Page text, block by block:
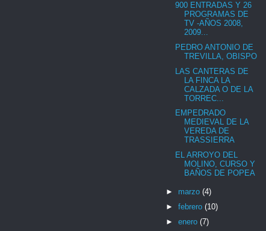
900 ENTRADAS Y 26
PROGRAMAS DE
TV -AÑOS 2008,
2009...
PEDRO ANTONIO DE
TREVILLA, OBISPO
LAS CANTERAS DE
LA FINCA LA
CALZADA O DE LA
TORREC...
EMPEDRADO
MEDIEVAL DE LA
VEREDA DE
TRASSIERRA
EL ARROYO DEL
MOLINO, CURSO Y
BAÑOS DE POPEA
► marzo (4)
► febrero (10)
► enero (7)